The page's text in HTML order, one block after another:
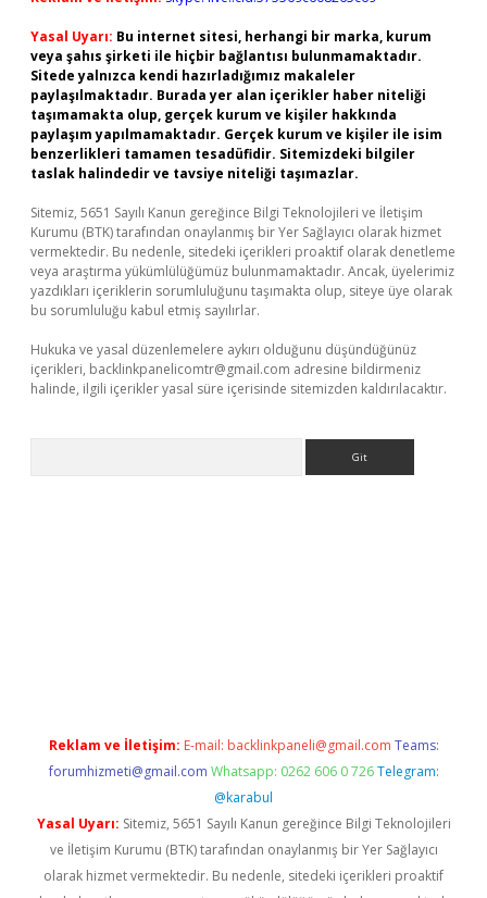
Yasal Uyarı: Bu internet sitesi, herhangi bir marka, kurum
veya şahıs şirketi ile hiçbir bağlantısı bulunmamaktadır.
Sitede yalnızca kendi hazırladığımız makaleler
paylaşılmaktadır. Burada yer alan içerikler haber niteliği
taşımamakta olup, gerçek kurum ve kişiler hakkında
paylaşım yapılmamaktadır. Gerçek kurum ve kişiler ile isim
benzerlikleri tamamen tesadüfidir. Sitemizdeki bilgiler
taslak halindedir ve tavsiye niteliği taşımazlar.
Sitemiz, 5651 Sayılı Kanun gereğince Bilgi Teknolojileri ve İletişim
Kurumu (BTK) tarafından onaylanmış bir Yer Sağlayıcı olarak hizmet
vermektedir. Bu nedenle, sitedeki içerikleri proaktif olarak denetleme
veya araştırma yükümlülüğümüz bulunmamaktadır. Ancak, üyelerimiz
yazdıkları içeriklerin sorumluluğunu taşımakta olup, siteye üye olarak
bu sorumluluğu kabul etmiş sayılırlar.
Hukuka ve yasal düzenlemelere aykırı olduğunu düşündüğünüz
içerikleri, backlinkpanelicomtr@gmail.com adresine bildirmeniz
halinde, ilgili içerikler yasal süre içerisinde sitemizden kaldırılacaktır.
Reklam ve İletişim: E-mail: backlinkpaneli@gmail.com Teams:
forumhizmeti@gmail.com Whatsapp: 0262 606 0 726 Telegram:
@karabul
Yasal Uyarı: Sitemiz, 5651 Sayılı Kanun gereğince Bilgi Teknolojileri
ve İletişim Kurumu (BTK) tarafından onaylanmış bir Yer Sağlayıcı
olarak hizmet vermektedir. Bu nedenle, sitedeki içerikleri proaktif